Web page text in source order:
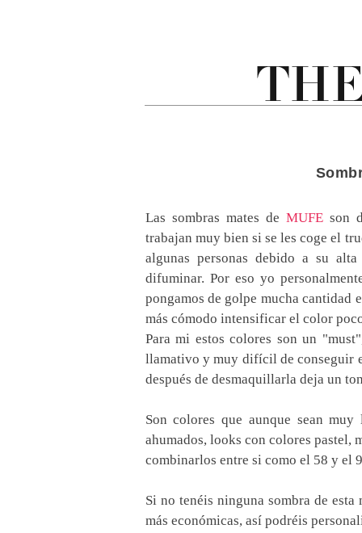
Las sombras mates de MUFEson
trabajan muy bien si se les coge el
algunas personas debido a su
difuminar. Por eso yo
pongamos de golpe mucha cantidad
más cómodo intensificar el color
Para mi estos colores son un
llamativo y muy difícil de conseguir
después de desmaquillarla deja un
Son colores que aunque sean
ahumados, looks con colores pastel,
combinarlos entre si como el 58 y el
Si no tenéis ninguna sombra de
más económicas, así podréis